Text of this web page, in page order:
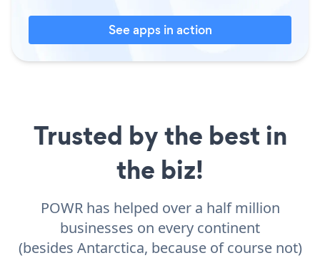
See apps in action
Trusted by the best in
the biz!
POWR has helped over a half million
businesses on every continent
(besides Antarctica, because of course not)